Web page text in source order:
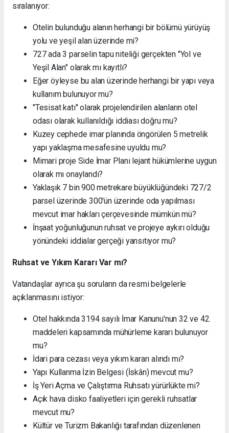
sıralanıyor:
Otelin bulunduğu alanın herhangi bir bölümü yürüyüş
yolu ve yeşil alan üzerinde mi?
727 ada 3 parselin tapu niteliği gerçekten "Yol ve
Yeşil Alan" olarak mı kayıtlı?
Eğer öyleyse bu alan üzerinde herhangi bir yapı veya
kullanım bulunuyor mu?
"Tesisat katı" olarak projelendirilen alanların otel
odası olarak kullanıldığı iddiası doğru mu?
Kuzey cephede imar planında öngörülen 5 metrelik
yapı yaklaşma mesafesine uyuldu mu?
Mimari proje Side İmar Planı lejant hükümlerine uygun
olarak mı onaylandı?
Yaklaşık 7 bin 900 metrekare büyüklüğündeki 727/2
parsel üzerinde 300'ün üzerinde oda yapılması
mevcut imar hakları çerçevesinde mümkün mü?
İnşaat yoğunluğunun ruhsat ve projeye aykırı olduğu
yönündeki iddialar gerçeği yansıtıyor mu?
Ruhsat ve Yıkım Kararı Var mı?
Vatandaşlar ayrıca şu soruların da resmi belgelerle
açıklanmasını istiyor:
Otel hakkında 3194 sayılı İmar Kanunu'nun 32 ve 42.
maddeleri kapsamında mühürleme kararı bulunuyor
mu?
İdari para cezası veya yıkım kararı alındı mı?
Yapı Kullanma İzin Belgesi (İskân) mevcut mu?
İş Yeri Açma ve Çalıştırma Ruhsatı yürürlükte mi?
Açık hava disko faaliyetleri için gerekli ruhsatlar
mevcut mu?
Kültür ve Turizm Bakanlığı tarafından düzenlenen